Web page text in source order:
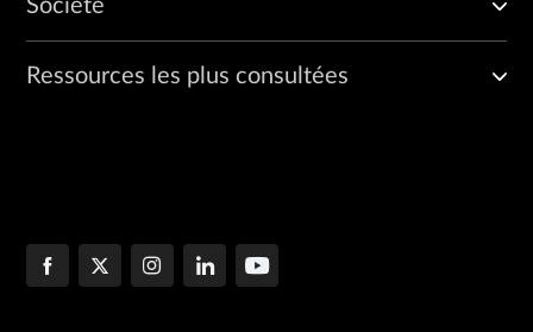
Société
Ressources les plus consultées